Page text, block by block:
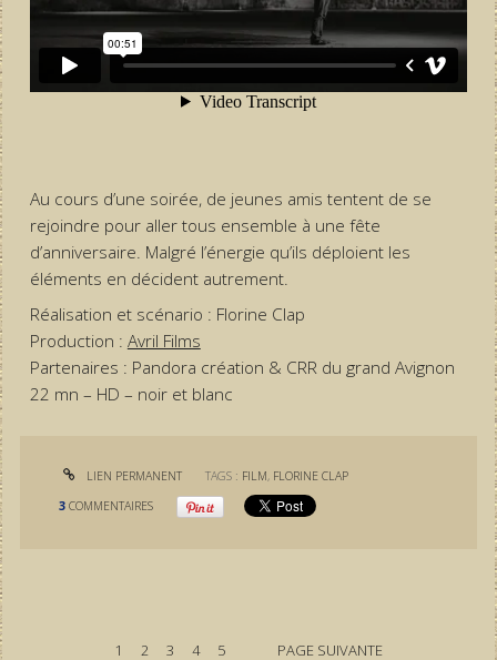
Au cours d’une soirée, de jeunes amis tentent de se
rejoindre pour aller tous ensemble à une fête
d’anniversaire. Malgré l’énergie qu’ils déploient les
éléments en décident autrement.
Réalisation et scénario : Florine Clap
Production : Avril Films
Partenaires : Pandora création & CRR du grand Avignon
22 mn – HD – noir et blanc
LIEN PERMANENT TAGS : FILM, FLORINE CLAP
3 COMMENTAIRES
1 2 3 4 5 PAGE SUIVANTE